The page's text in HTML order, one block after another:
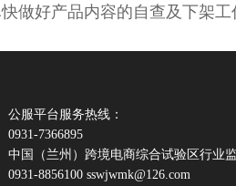
做好产品内容的自查及下架工
公服平台服务热线：
0931-7366895
中国（兰州）跨境电商综合试验区行业
0931-8856100 sswjwmk@126.com